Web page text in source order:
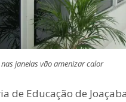
janelas vão amenizar calor
de Educação de